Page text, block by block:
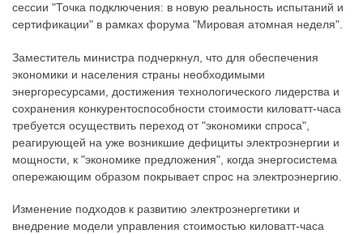
сессии "Точка подключения: в новую реальность испытаний и
сертификации" в рамках форума "Мировая атомная неделя".
Заместитель министра подчеркнул, что для обеспечения
экономики и населения страны необходимыми
энергоресурсами, достижения технологического лидерства и
сохранения конкурентоспособности стоимости киловатт-часа
требуется осуществить переход от "экономики спроса",
реагирующей на уже возникшие дефициты электроэнергии и
мощности, к "экономике предложения", когда энергосистема
опережающим образом покрывает спрос на электроэнергию.
Изменение подходов к развитию электроэнергетики и
внедрение модели управления стоимостью киловатт-часа